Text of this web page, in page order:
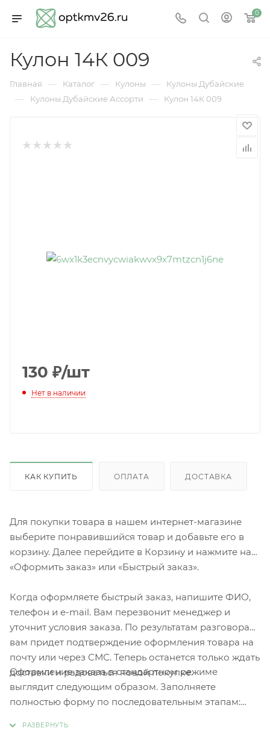
0
Кулон 14К 009
Главная — Каталог — Кулоны — Кулоны Дубайские
— Кулоны Дубайские Ассорти — Кулон 14К 009
130 ₽/шт
Нет в наличии
КАК КУПИТЬ ОПЛАТА ДОСТАВКА
Для покупки товара в нашем интернет-магазине
выберите понравившийся товар и добавьте его в
корзину. Далее перейдите в Корзину и нажмите на
«Оформить заказ» или «Быстрый заказ».
Когда оформляете быстрый заказ, напишите ФИО,
телефон и e-mail. Вам перезвонит менеджер и
уточнит условия заказа. По результатам разговора
вам придет подтверждение оформления товара на
почту или через СМС. Теперь останется только ждать
доставки и радоваться новой покупке.
Оформление заказа в стандартном режиме
выглядит следующим образом. Заполняете
полностью форму по последовательным этапам: